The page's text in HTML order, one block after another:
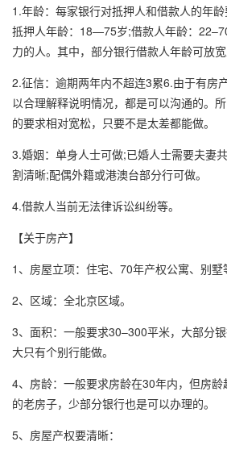
1.年龄：每家银行对抵押人和借款人的年
抵押人年龄：18—75岁;借款人年龄：
力的人。其中，部分银行借款人年龄可放宽
2.征信：逾期两年内不超连3累6.由于有房
以合理解释说明情况，都是可以沟通的。
的要求相对宽松，只要不是太差都能做。
3.婚姻：单身人士可做;已婚人士需要夫妻
割清晰;配偶外籍或港澳台部分行可做。
4.借款人当前无法律诉讼纠纷等。
【关于房产】
1、房屋立项：住宅、70年产权公寓、别墅
2、区域：全北京区域。
3、面积：一般要求30–300平米，大部分
大只有个别行能做。
4、房龄：一般要求房龄在30年内，但房
的老房子，少部分银行也是可以办理的。
5、房屋产权要清晰：